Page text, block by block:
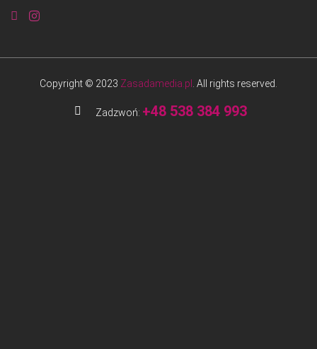
Copyright © 2023 Zasadamedia.pl . All rights reserved.
Zadzwoń: +48 538 384 993